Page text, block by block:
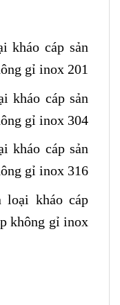
kháo cáp sản
gỉ inox 201
kháo cáp sản
gỉ inox 304
kháo cáp sản
gỉ inox 316
loại kháo cáp
không gỉ inox